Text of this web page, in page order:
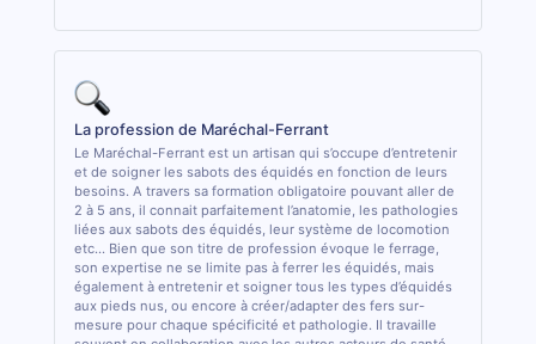
La profession de Maréchal-Ferrant
Le Maréchal-Ferrant est un artisan qui s’occupe d’entretenir
et de soigner les sabots des équidés en fonction de leurs
besoins. A travers sa formation obligatoire pouvant aller de
2 à 5 ans, il connait parfaitement l’anatomie, les pathologies
liées aux sabots des équidés, leur système de locomotion
etc... Bien que son titre de profession évoque le ferrage,
son expertise ne se limite pas à ferrer les équidés, mais
également à entretenir et soigner tous les types d’équidés
aux pieds nus, ou encore à créer/adapter des fers sur-
mesure pour chaque spécificité et pathologie. Il travaille